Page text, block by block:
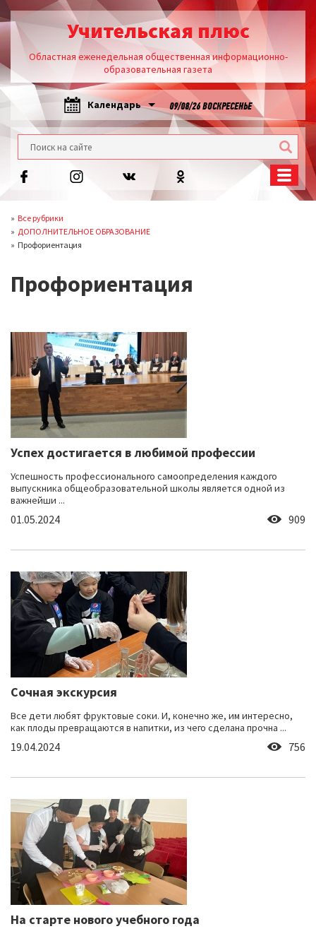
Учительская плюс
Областная еженедельная общественная информационно-
образовательная газета
Календарь 09/08/26 ВОСКРЕСЕНЬЕ
Все рубрики
ДОПОЛНИТЕЛЬНОЕ ОБРАЗОВАНИЕ
Профориентация
Профориентация
Успех достигается в любимой профессии
Успешность профессионального самоопределения каждого
выпускника общеобразовательной школы является одной из
важнейши ...
01.05.2024 909
Сочная экскурсия
Все дети любят фруктовые соки. И, конечно же, им интересно,
как плоды превращаются в напитки, из чего сделана прочна ...
19.04.2024 756
На старте нового учебного года